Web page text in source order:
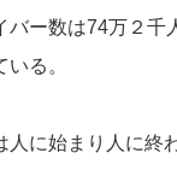
バー数は74万２千
る。
に始まり人に終